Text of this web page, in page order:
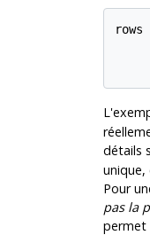
rows
détails
unique,
Pour
pas la
permet